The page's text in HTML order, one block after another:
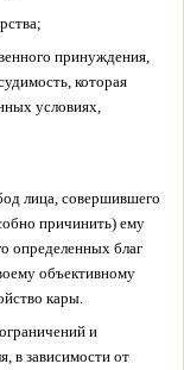
принуждения,
которая
условиях,
лица, совершившего
причинить) ему
определенных благ
объективному
кары.
и
в зависимости от